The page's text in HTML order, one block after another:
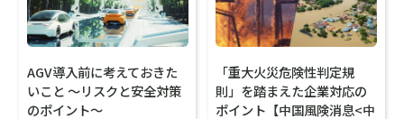
AGV導入前に考えておきた
いこと 〜リスクと安全対策
のポイント〜
「重大火災危険性判定規
則」を踏まえた企業対応の
ポイント【中国風険消息<中